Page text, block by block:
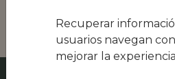
Recuperar
usuarios navegan
mejorar la